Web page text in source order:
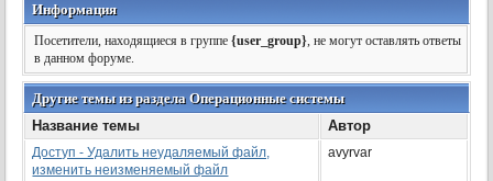
Информация
Посетители, находящиеся в группе{user_group}, не могут оставлять ответы
в данном форуме.
Другие темы из раздела Операционные системы
Название темы
Автор
Доступ - Удалить неудаляемый файл,
изменить неизменяемый файл
avyrvar